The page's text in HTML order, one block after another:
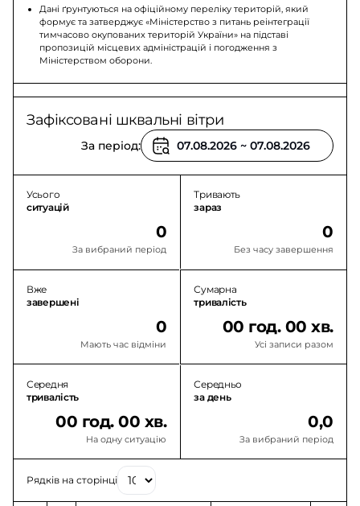
Дані ґрунтуються на офіційному переліку територій, який
формує та затверджує «Міністерство з питань реінтеграції
тимчасово окупованих територій України» на підставі
пропозицій місцевих адміністрацій і погодження з
Міністерством оборони.
Зафіксовані шквальні вітри
За період:
Усього
ситуацій
0
За вибраний період
Тривають
зараз
0
Без часу завершення
Вже
завершені
0
Мають час відміни
Сумарна
тривалість
00 год. 00 хв.
Усі записи разом
Середня
тривалість
00 год. 00 хв.
На одну ситуацію
Середньо
за день
0,0
За вибраний період
Рядків на сторінці